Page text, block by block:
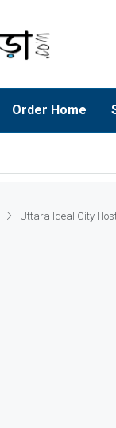
Order Home
Uttara Ideal City